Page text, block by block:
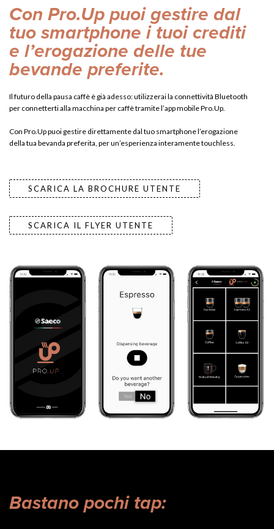
Con Pro.Up puoi gestire dal
tuo smartphone i tuoi crediti
e l’erogazione delle tue
bevande preferite.
Il futuro della pausa caffè è già adesso: utilizzerai la connettività Bluetooth
per connetterti alla macchina per caffè tramite l’app mobile Pro.Up.
Con Pro.Up puoi gestire direttamente dal tuo smartphone l’erogazione
della tua bevanda preferita, per un’esperienza interamente touchless.
SCARICA LA BROCHURE UTENTE
SCARICA IL FLYER UTENTE
Bastano pochi tap: